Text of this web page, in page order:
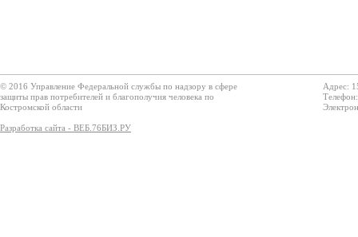
© 2016 Управление Федеральной службы по надзору в сфере
защиты прав потребителей и благополучия человека по
Костромской области
Разработка сайта - ВЕБ.76БИЗ.РУ
Адрес: